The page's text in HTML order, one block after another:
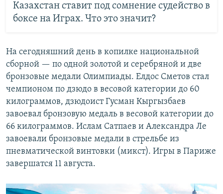
Казахстан ставит под сомнение судейство в
боксе на Играх. Что это значит?
На сегодняшний день в копилке национальной
сборной — по одной золотой и серебряной и две
бронзовые медали Олимпиады. Елдос Сметов стал
чемпионом по дзюдо в весовой категории до 60
килограммов, дзюдоист Гусман Кыргызбаев
завоевал бронзовую медаль в весовой категории до
66 килограммов. Ислам Сатпаев и Александра Ле
завоевали бронзовые медали в стрельбе из
пневматической винтовки (микст). Игры в Париже
завершатся 11 августа.